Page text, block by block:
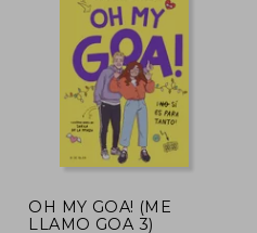
$ 43.59
$ 23.98
45%
dcto.
OH MY GOA! (ME
LLAMO GOA 3)